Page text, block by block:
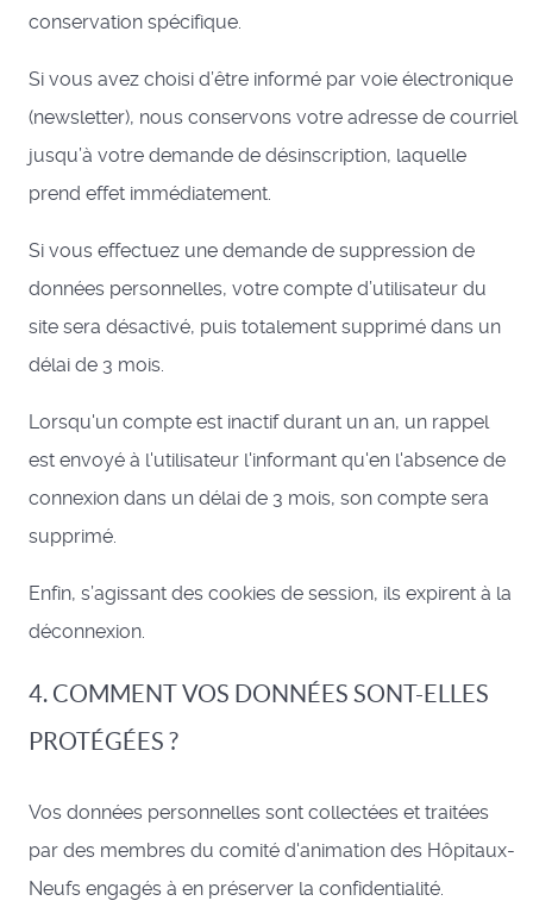
conservation spécifique.
Si vous avez choisi d’être informé par voie électronique
(newsletter), nous conservons votre adresse de courriel
jusqu’à votre demande de désinscription, laquelle
prend effet immédiatement.
Si vous effectuez une demande de suppression de
données personnelles, votre compte d’utilisateur du
site sera désactivé, puis totalement supprimé dans un
délai de 3 mois.
Lorsqu'un compte est inactif durant un an, un rappel
est envoyé à l'utilisateur l'informant qu'en l'absence de
connexion dans un délai de 3 mois, son compte sera
supprimé.
Enfin, s’agissant des cookies de session, ils expirent à la
déconnexion.
4. COMMENT VOS DONNÉES SONT-ELLES
PROTÉGÉES ?
Vos données personnelles sont collectées et traitées
par des membres du comité d'animation des Hôpitaux-
Neufs engagés à en préserver la confidentialité.